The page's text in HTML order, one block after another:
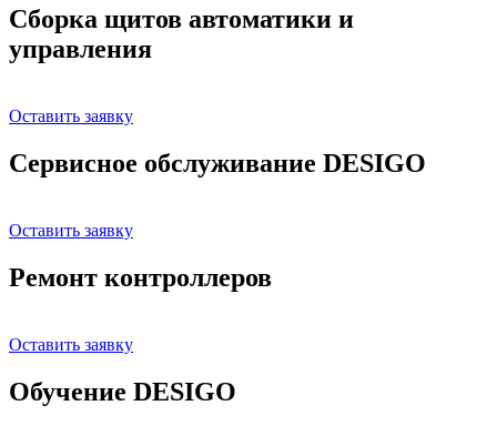
Сборка щитов автоматики и
управления
Оставить заявку
Сервисное обслуживание DESIGO
Оставить заявку
Ремонт контроллеров
Оставить заявку
Обучение DESIGO